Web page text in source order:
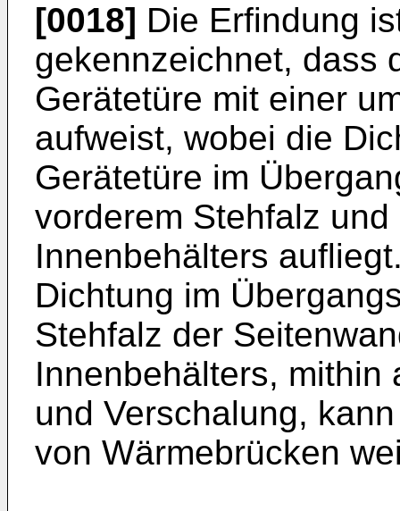
[0018] Die Erfindung
gekennzeichnet, dass
Gerätetüre mit einer
aufweist, wobei die
Gerätetüre im
vorderem Stehfalz
Innenbehälters
Dichtung im
Stehfalz der
Innenbehälters, mithin
und Verschalung,
von Wärmebrücken